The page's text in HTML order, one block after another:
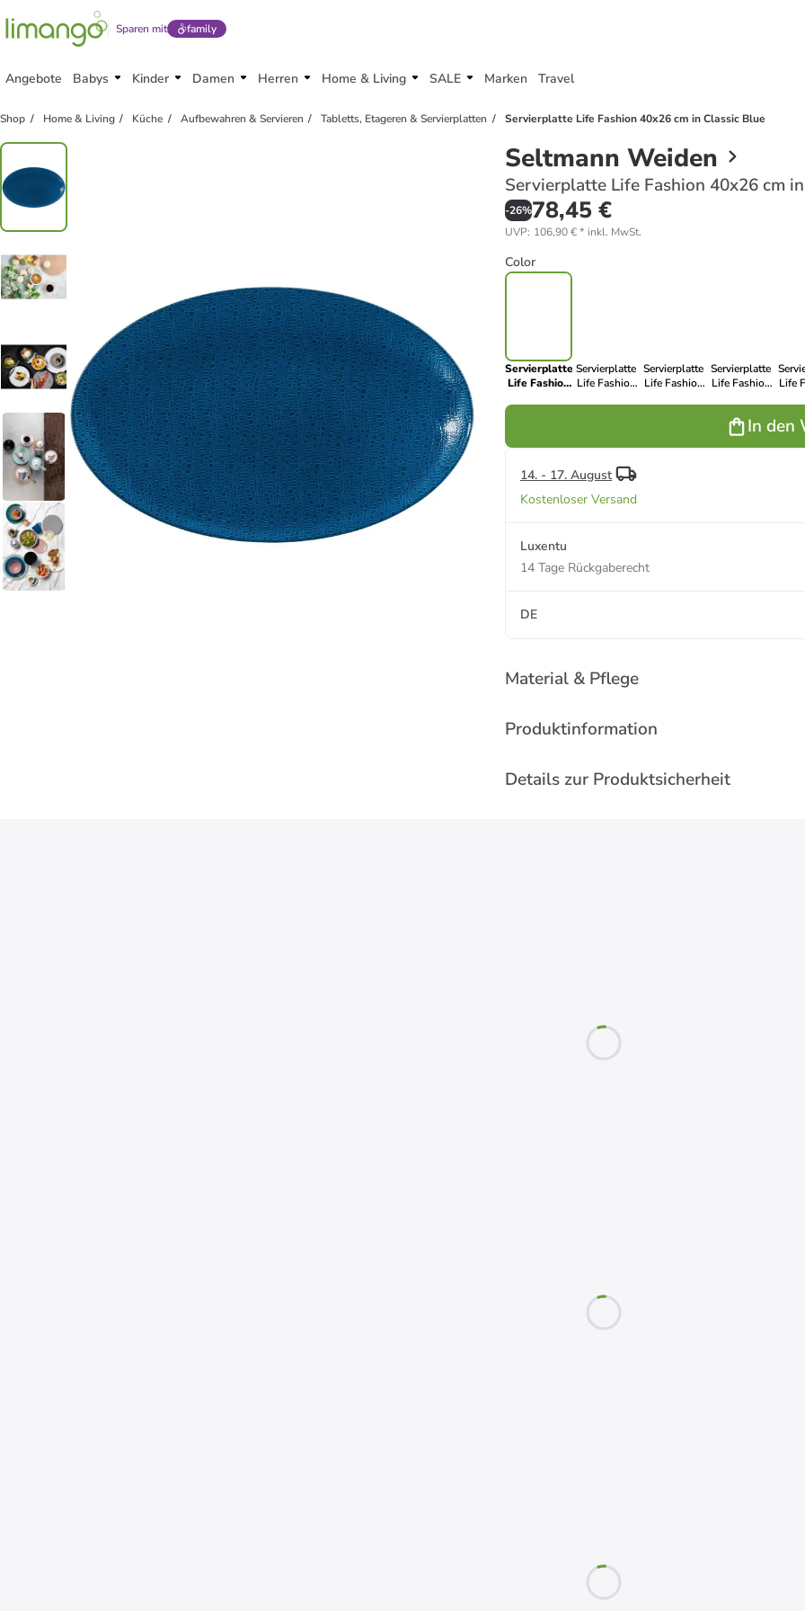
Sparen mit family
Angebote Babys Kinder Damen Herren Home & Living SALE Marken Travel
Shop Home & Living Küche Aufbewahren & Servieren Tabletts, Etageren & Servierplatten Servierplatte Life Fashion 40x26 cm in Classic Blue
Seltmann Weiden
Servierplatte Life Fashion 40x26 cm
-26%78,45 €
UVP: 106,90 €* inkl. MwSt.
Color
Servierplatte
Life Fashion
Servierplatte
Life Fashion
Servierplatte
Life Fashion
Servierplatte
Life Fashion
Life
In den
14. - 17. August
Kostenloser Versand
Luxentu
14 Tage Rückgaberecht
DE
Material & Pflege
Produktinformation
Details zur Produktsicherheit